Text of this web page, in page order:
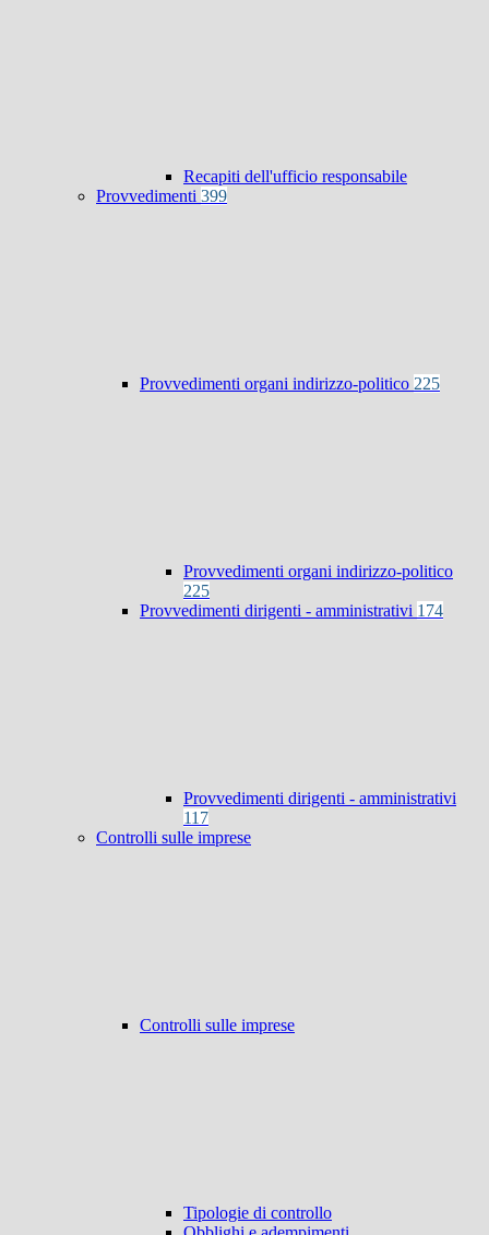
Recapiti dell'ufficio responsabile
Provvedimenti 399
Provvedimenti organi indirizzo-politico 225
Provvedimenti organi indirizzo-politico
225
Provvedimenti dirigenti - amministrativi 174
Provvedimenti dirigenti - amministrativi
117
Controlli sulle imprese
Controlli sulle imprese
Tipologie di controllo